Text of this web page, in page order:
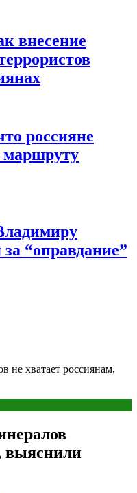
внесение
россияне
маршруту
“оправдание”
не хватает россиянам,
выяснили